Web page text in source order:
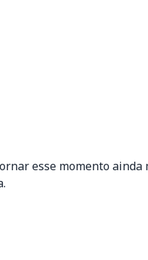
esse momento ainda